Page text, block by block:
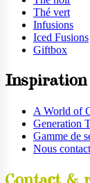
Thé vert
Infusions
Iced Fusions
Giftbox
Inspiration
A World of
Generation
Gamme de
Nous